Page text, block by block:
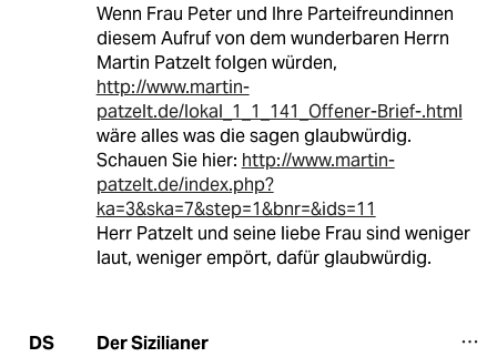
Wenn Frau Peter und Ihre Parteifreundinnen
diesem Aufruf von dem wunderbaren Herrn
Martin Patzelt folgen würden,
http://www.martin-
patzelt.de/lokal_1_1_141_Offener-Brief-.html
wäre alles was die sagen glaubwürdig.
Schauen Sie hier: http://www.martin-
patzelt.de/index.php?
ka=3&ska=7&step=1&bnr=&ids=11
Herr Patzelt und seine liebe Frau sind weniger
laut, weniger empört, dafür glaubwürdig.
DS Der Sizilianer